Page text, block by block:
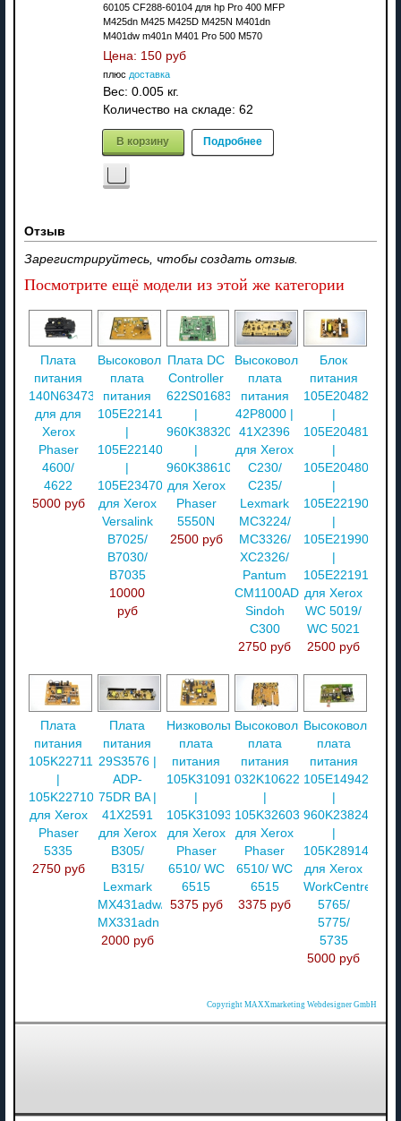
60105 CF288-60104 для hp Pro 400 MFP
M425dn M425 M425D M425N M401dn
M401dw m401n M401 Pro 500 M570
Цена: 150 руб
плюс доставка
Вес: 0.005 кг.
Количество на складе: 62
В корзину Подробнее
Отзыв
Зарегистрируйтесь, чтобы создать отзыв.
Посмотрите ещё модели из этой же категории
Плата
питания
140N63473
для для
Xerox
Phaser
4600/
4622
5000 руб
Высоковольтная
плата
питания
105E22141
105E22140
105E23470
для Xerox
Versalink
B7025/
B7030/
B7035
10000
руб
Плата DC
Controller
622S01683
960K38320
960K38610
для Xerox
Phaser
5550N
2500 руб
Высоковольтная
плата
питания
42P8000 |
41X2396
для Xerox
C230/
C235/
Lexmark
MC3224/
MC3326/
XC2326/
Pantum
CM1100ADW/
Sindoh
C300
2750 руб
Блок
питания
105E20482
105E20481
105E20480
105E22190
105E21990
105E22191
для Xerox
WC 5019/
WC 5021
2500 руб
Плата
питания
105K22711
|
105K22710
для Xerox
Phaser
5335
2750 руб
Плата
питания
29S3576 |
ADP-
75DR BA |
41X2591
для Xerox
B305/
B315/
Lexmark
MX431adw/
MX331adn
2000 руб
Низковольтная
плата
питания
105K31091
|
105K31093
для Xerox
Phaser
6510/ WC
6515
5375 руб
Высоковольтная
плата
питания
032K10622
|
105K32603
для Xerox
Phaser
6510/ WC
6515
3375 руб
Высоковольтная
плата
питания
105E14942
|
960K23824
|
105K28914
для Xerox
WorkCentre
5765/
5775/
5735
5000 руб
Copyright MAXXmarketing Webdesigner GmbH